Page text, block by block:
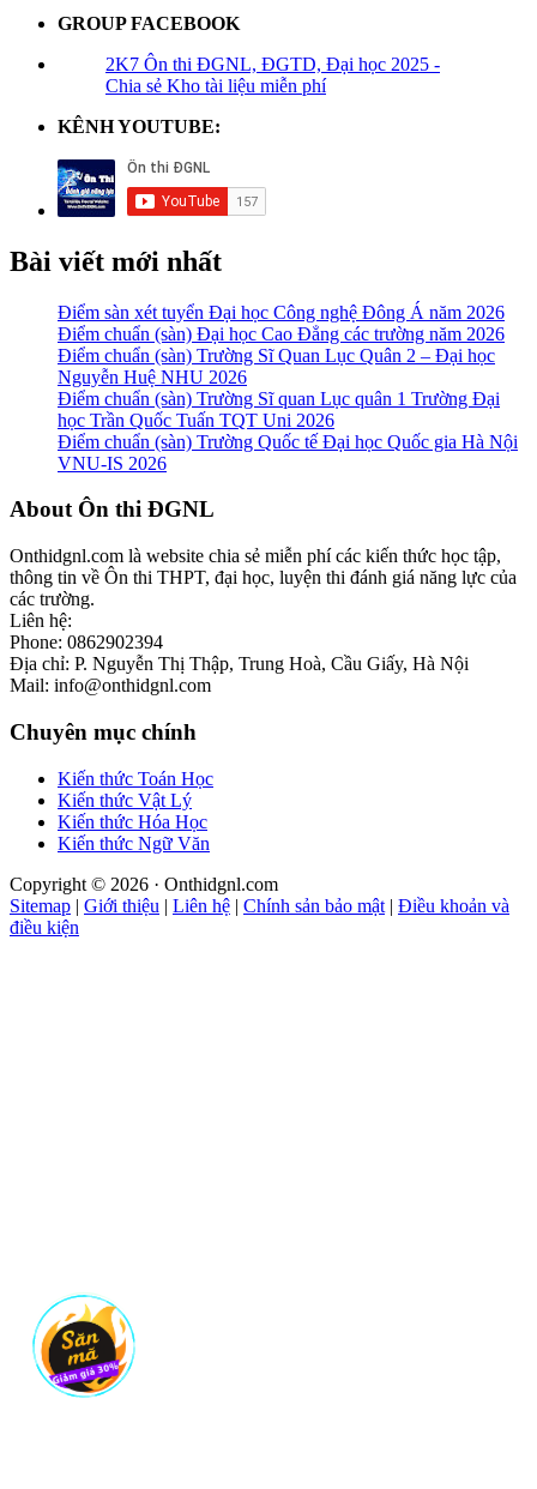
GROUP FACEBOOK
2K7 Ôn thi ĐGNL, ĐGTD, Đại học 2025 -
Chia sẻ Kho tài liệu miễn phí
KÊNH YOUTUBE:
Bài viết mới nhất
Điểm sàn xét tuyển Đại học Công nghệ Đông Á năm 2026
Điểm chuẩn (sàn) Đại học Cao Đẳng các trường năm 2026
Điểm chuẩn (sàn) Trường Sĩ Quan Lục Quân 2 – Đại học
Nguyễn Huệ NHU 2026
Điểm chuẩn (sàn) Trường Sĩ quan Lục quân 1 Trường Đại
học Trần Quốc Tuấn TQT Uni 2026
Điểm chuẩn (sàn) Trường Quốc tế Đại học Quốc gia Hà Nội
VNU-IS 2026
Footer
About Ôn thi ĐGNL
Onthidgnl.com là website chia sẻ miễn phí các kiến thức học tập,
thông tin về Ôn thi THPT, đại học, luyện thi đánh giá năng lực của
các trường.
Liên hệ:
Phone: 0862902394
Địa chỉ: P. Nguyễn Thị Thập, Trung Hoà, Cầu Giấy, Hà Nội
Mail: info@onthidgnl.com
Chuyên mục chính
Kiến thức Toán Học
Kiến thức Vật Lý
Kiến thức Hóa Học
Kiến thức Ngữ Văn
Copyright © 2026 · Onthidgnl.com
Sitemap | Giới thiệu | Liên hệ | Chính sản bảo mật | Điều khoản và
điều kiện